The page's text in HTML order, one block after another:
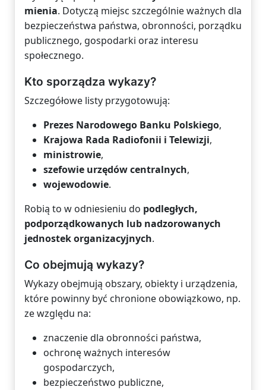
mienia. Dotyczą miejsc szczególnie ważnych dla
bezpieczeństwa państwa, obronności, porządku
publicznego, gospodarki oraz interesu
społecznego.
Kto sporządza wykazy?
Szczegółowe listy przygotowują:
Prezes Narodowego Banku Polskiego,
Krajowa Rada Radiofonii i Telewizji,
ministrowie,
szefowie urzędów centralnych,
wojewodowie.
Robią to w odniesieniu do podległych,
podporządkowanych lub nadzorowanych
jednostek organizacyjnych.
Co obejmują wykazy?
Wykazy obejmują obszary, obiekty i urządzenia,
które powinny być chronione obowiązkowo, np.
ze względu na:
znaczenie dla obronności państwa,
ochronę ważnych interesów
gospodarczych,
bezpieczeństwo publiczne,